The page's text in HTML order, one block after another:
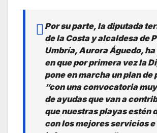
Por su parte, la diputada
de la Costa y alcaldesa de
Umbría, Aurora Águedo,
en que por primera vez la
pone en marcha un plan de
“con una convocatoria
de ayudas que van a
que nuestras playas estén
con los mejores servicios e